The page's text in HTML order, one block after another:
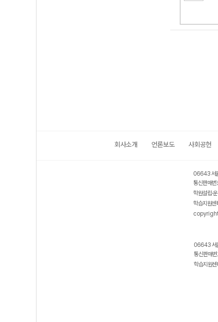
회사소개 언론보도 사회공헌
06643 서
통신판매
학원설립·
학습지원
06643 서
통신판매
학습지원